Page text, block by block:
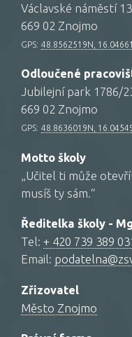
Václavské náměstí
669 02 Znojmo
GPS: 48.8562519N,
Odloučené
Jubilejní park 1786/
669 02 Znojmo
GPS: 48.8636019N,
Motto školy
„Učitel ti může
musíš ty sám.“
Ředitelka školy -
Tel: + 420 739 389
Email:
Zřizovatel
Město Znojmo